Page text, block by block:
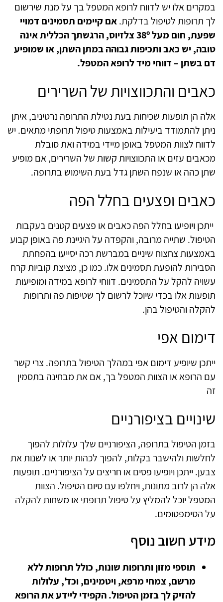
במקרים אלו יש לדווח לרופא המטפל בך על מנת שירשום
לך תרופות לטיפול בדלקת.אם קיימים תסמינים דמויי
שפעת, חום מעל 38º צלזיוס, הרגשתך הכללית אינה
טובה, יש כאב ותכיפות גבוהה במתן השתן, או שמופיע
דם בשתן – דווחי מיד לרופא המטפל.
כאבים והתכווצויות של השרירים
אלה הן תופעות שכיחות בעת נטילת התרופה נרטיניב, איתן
ניתן להתמודד ביעילות באמצעות טיפול תרופתי מתאים. יש
לדווח לצוות המטפל באופן מיידי במידה ואת סובלת
מכאבים עזים או התכווצויות קשות של השרירים, אם מופיע
שתן כהה או שנפח השתן גדל בעת השימוש בתרופה.
כאבים ופצעים בחלל הפה
ייתכן ויופיעו בחלל הפה כאבים או פצעים קטנים בעקבות
הטיפול. שתייה מרובה, והקפדה על היגיינת פה באופן קבוע
באמצעות צחצוח שיניים במברשת רכה יסייעו בהפחתת
הסבירות להופעת תסמינים אלו. כמו כן, מציצת קוביות קרח
עשויה להקל על התסמינים. דווחי לרופא במידה ומופיעות
תופעות אלו בכדי שיוכל לרשום לך שטיפות פה ותרופות
להקלה והטיפול בהן.
דימום אפי
ייתכן שיופיע דימום אפי במהלך הטיפול בתרופה. צרי קשר
עם הרופא או הצוות המטפל בך, אם את מבחינה בתסמין
זה
שינויים בציפורניים
בזמן הטיפול בתרופה, הציפורניים שלך עלולות להפוך
לחלשות ולהישבר בקלות, להפוך לכהות יותר או לשנות את
צבען. ייתכן ויופיעו פסים או חריצים על הציפורניים. תופעות
אלה הן לרוב מתונות, ויחלפו עם סיום הטיפול. הצוות
המטפל יוכל להמליץ על טיפול תרופתי או משחות להקלה
על הסימפטומים.
מידע חשוב נוסף
תוספי מזון ותרופות שונות, כולל תרופות ללא
מרשם, צמחי מרפא, ויטמינים, וכד', עלולות
להזיק לך בזמן הטיפול. הקפידי ליידע את הרופא